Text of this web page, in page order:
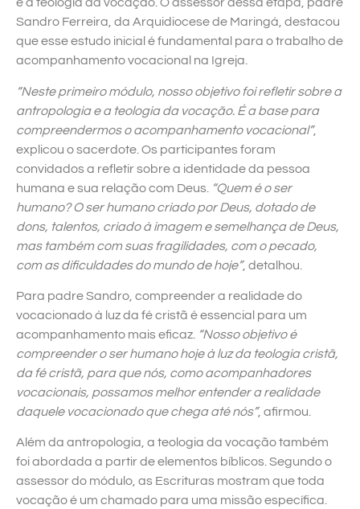
e a teologia da vocação. O assessor dessa etapa, padre
Sandro Ferreira, da Arquidiocese de Maringá, destacou
que esse estudo inicial é fundamental para o trabalho de
acompanhamento vocacional na Igreja.
“Neste primeiro módulo, nosso objetivo foi refletir sobre a
antropologia e a teologia da vocação. É a base para
compreendermos o acompanhamento vocacional”,
explicou o sacerdote. Os participantes foram
convidados a refletir sobre a identidade da pessoa
humana e sua relação com Deus.
“Quem é o ser
humano? O ser humano criado por Deus, dotado de
dons, talentos, criado à imagem e semelhança de Deus,
mas também com suas fragilidades, com o pecado,
com as dificuldades do mundo de hoje”, detalhou.
Para padre Sandro, compreender a realidade do
vocacionado à luz da fé cristã é essencial para um
acompanhamento mais eficaz. “Nosso objetivo é
compreender o ser humano hoje à luz da teologia cristã,
da fé cristã, para que nós, como acompanhadores
vocacionais, possamos melhor entender a realidade
daquele vocacionado que chega até nós”, afirmou.
Além da antropologia, a teologia da vocação também
foi abordada a partir de elementos bíblicos. Segundo o
assessor do módulo, as Escrituras mostram que toda
vocação é um chamado para uma missão específica.